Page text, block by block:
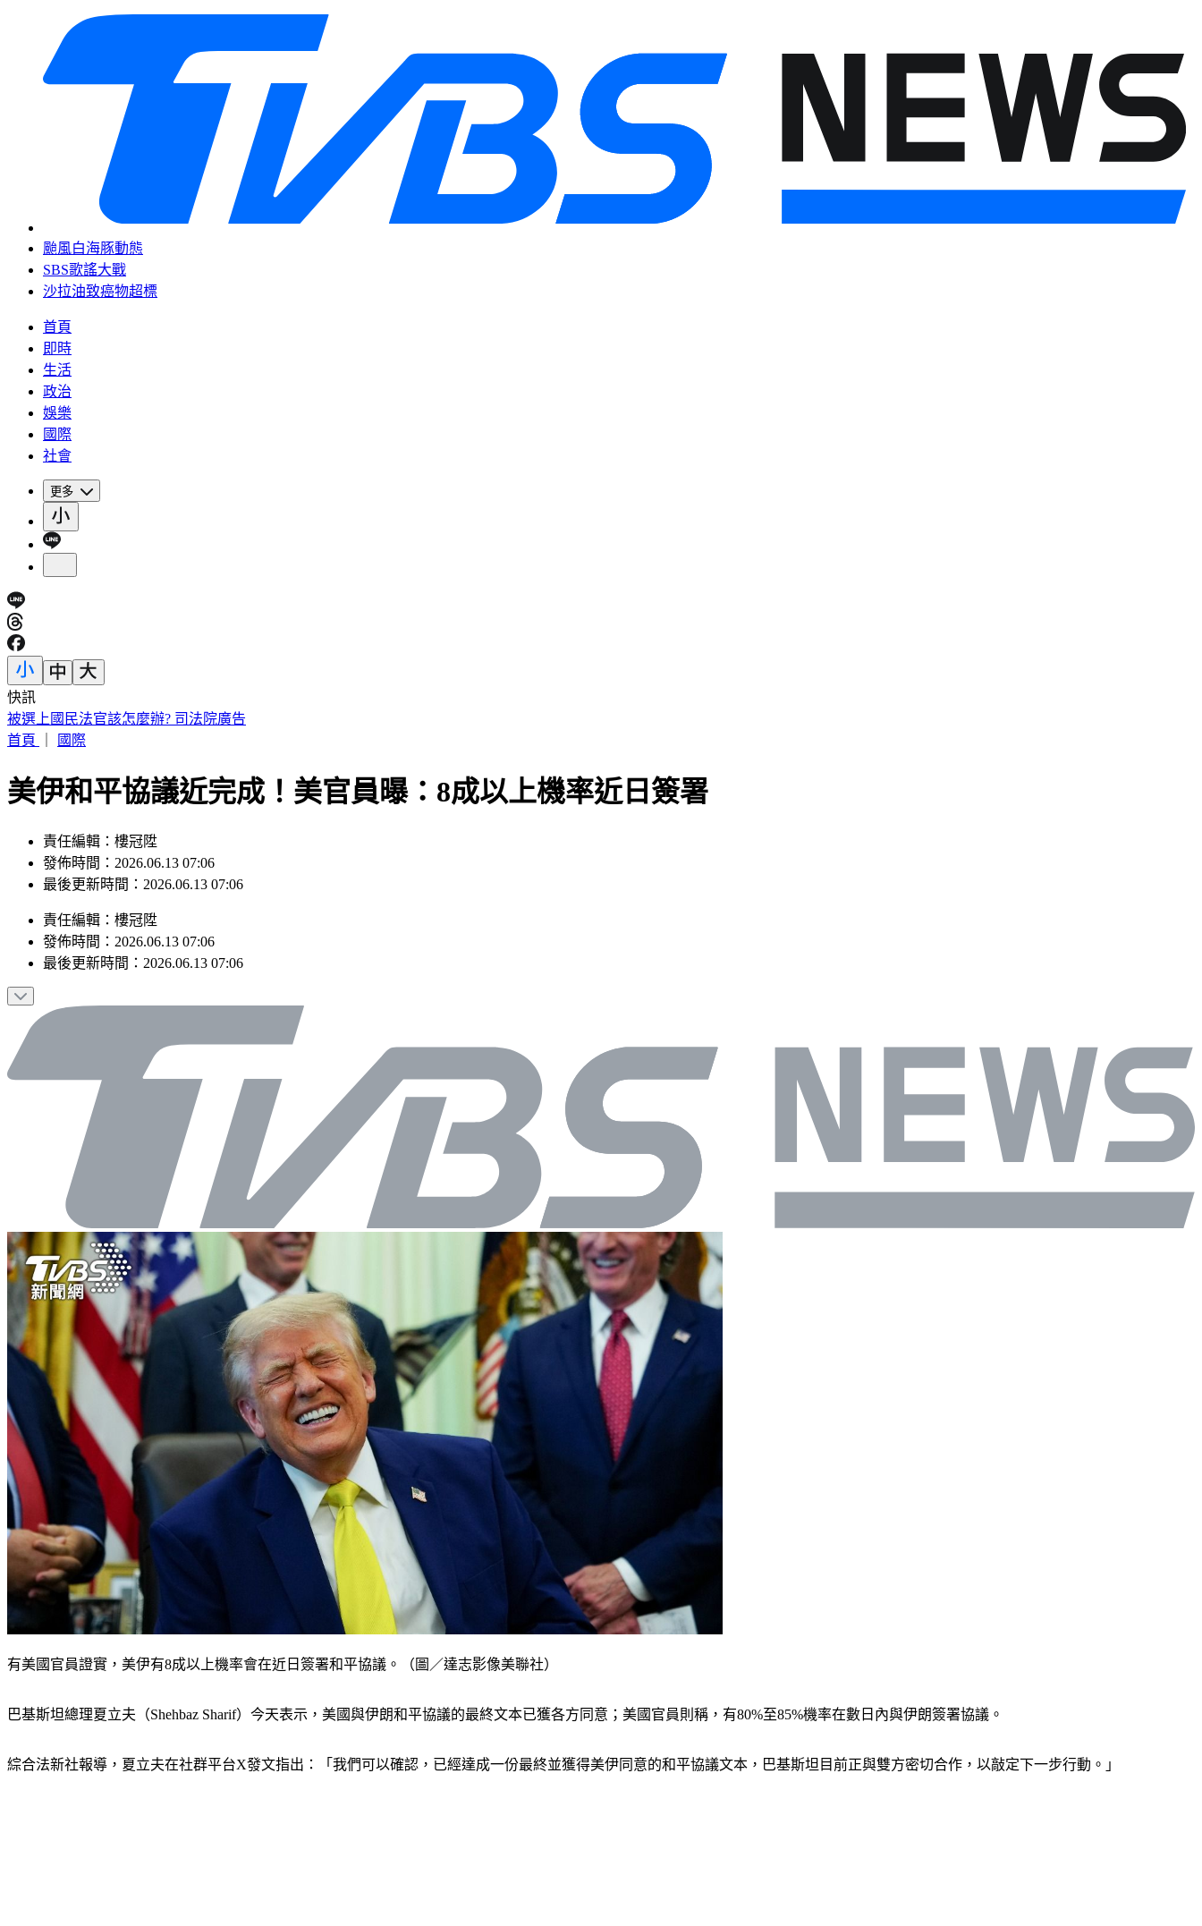
颱風白海豚動態
SBS歌謠大戰
沙拉油致癌物超標
首頁
即時
生活
政治
娛樂
國際
社會
更多
快訊
賠償承諾全跳票 割頸案楊爸淚怒轟加害者：做樣子給法官看
首頁
國際
美伊和平協議近完成！美官員曝：8成以上機率近日簽署
責任編輯：樓冠陞
發佈時間：2026.06.13 07:06
最後更新時間：2026.06.13 07:06
責任編輯 ： 樓冠陞
發佈時間： 2026.06.13 07:06
最後更新時間： 2026.06.13 07:06
有美國官員證實，美伊有8成以上機率會在近日簽署和平協議。（圖／達志影像美聯社）
巴基斯坦總理夏立夫（Shehbaz Sharif）今天表示，美國與伊朗和平協議的最終文本已獲各方同意；美國官員則稱，有80%至85%機率在數日內與伊朗簽署協議。
綜合法新社報導，夏立夫在社群平台X發文指出：「我們可以確認，已經達成一份最終並獲得美伊同意的和平協議文本，巴基斯坦目前正與雙方密切合作，以敲定下一步行動。」